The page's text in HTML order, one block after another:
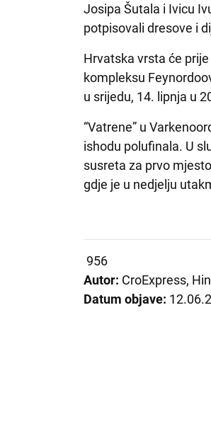
Josipa Šutala i Ivicu
potpisovali dresove i
Hrvatska vrsta će
kompleksu
u srijedu, 14. lipnja u
“Vatrene” u
ishodu polufinala. U
susreta za prvo
gdje je u nedjelju
956
Autor: CroExpress,
Datum objave: